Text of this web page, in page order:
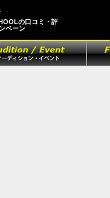
の口コミ・評
ペーン